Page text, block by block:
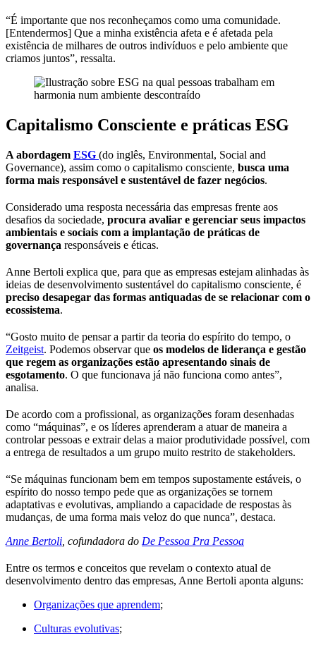
“É importante que nos reconheçamos como uma comunidade.
[Entendermos] Que a minha existência afeta e é afetada pela
existência de milhares de outros indivíduos e pelo ambiente que
criamos juntos”, ressalta.
Capitalismo Consciente e práticas ESG
A abordagem ESG (do inglês, Environmental, Social and
Governance), assim como o capitalismo consciente, busca uma
forma mais responsável e sustentável de fazer negócios.
Considerado uma resposta necessária das empresas frente aos
desafios da sociedade, procura avaliar e gerenciar seus impactos
ambientais e sociais com a implantação de práticas de
governança responsáveis e éticas.
Anne Bertoli explica que, para que as empresas estejam alinhadas às
ideias de desenvolvimento sustentável do capitalismo consciente, é
preciso desapegar das formas antiquadas de se relacionar com o
ecossistema.
“Gosto muito de pensar a partir da teoria do espírito do tempo, o
Zeitgeist. Podemos observar que os modelos de liderança e gestão
que regem as organizações estão apresentando sinais de
esgotamento. O que funcionava já não funciona como antes”,
analisa.
De acordo com a profissional, as organizações foram desenhadas
como “máquinas”, e os líderes aprenderam a atuar de maneira a
controlar pessoas e extrair delas a maior produtividade possível, com
a entrega de resultados a um grupo muito restrito de stakeholders.
“Se máquinas funcionam bem em tempos supostamente estáveis, o
espírito do nosso tempo pede que as organizações se tornem
adaptativas e evolutivas, ampliando a capacidade de respostas às
mudanças, de uma forma mais veloz do que nunca”, destaca.
Anne Bertoli , cofundadora do De Pessoa Pra Pessoa
Entre os termos e conceitos que revelam o contexto atual de
desenvolvimento dentro das empresas, Anne Bertoli aponta alguns:
Organizações que aprendem;
Culturas evolutivas;